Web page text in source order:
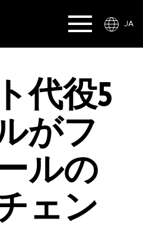
JA
代役5
がフ
ルの
ェン